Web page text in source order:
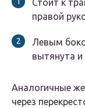
Стоит к
правой
Левым
вытянута и
Аналогичные
через